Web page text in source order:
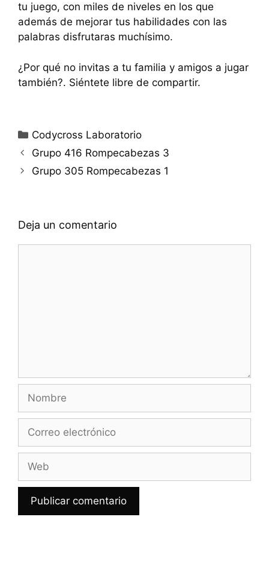
tu juego, con miles de niveles en los que
además de mejorar tus habilidades con las
palabras disfrutaras muchísimo.
¿Por qué no invitas a tu familia y amigos a jugar
también?. Siéntete libre de compartir.
Categorías
Codycross Laboratorio
Grupo 416 Rompecabezas 3
Grupo 305 Rompecabezas 1
Deja un comentario
Nombre
Correo
Web